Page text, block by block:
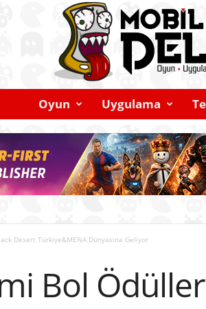
Oyun Uygulama
Desert Türkiye&MENA Dünyasına Geliyor
Bol